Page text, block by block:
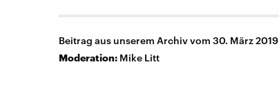
Beitrag aus unserem Archiv vom 30. März 2019
Moderation: Mike Litt